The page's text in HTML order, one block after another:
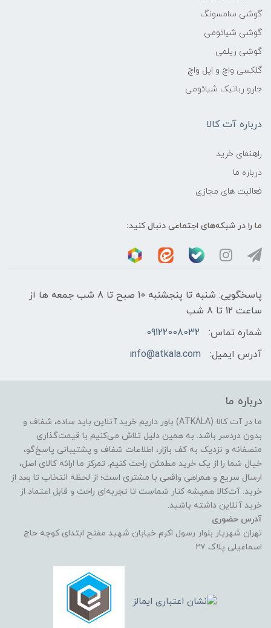
گوشی سامسونگ
گوشی شیائومی
گوشی ریلمی
گلکسی واچ و اپل واچ
جارو رباتیک شیائومی
درباره آت کالا
راهنمای خرید
درباره ما
فعالیت های مجازی
ما را در شبکه‌های اجتماعی دنبال کنید:
پاسخگویی: شنبه تا پنجشنبه 10 صبح تا 8 شب جمعه ها از
ساعت 12 تا 8 شب
شماره تماس:
09122008032
آدرس ایمیل:
info@atkala.com
درباره ما
ما در آت کالا (ATKALA) باور داریم خرید آنلاین باید ساده، شفاف و
بدون دردسر باشد. به همین دلیل تلاش می‌کنیم با قیمت‌گذاری
منصفانه و نزدیک به کف بازار، اطلاعات شفاف و پشتیبانی پاسخ‌گو،
خیال شما را از یک خرید مطمئن راحت کنیم. تمرکز ما ارائه کالای اصل،
ارسال سریع و همراهی واقعی با مشتری است؛ از لحظه انتخاب تا بعد از
خرید. آت‌کالا همیشه کنار شماست تا تجربه‌ای راحت و قابل اعتماد از
خرید آنلاین داشته باشید.
آدرس حضوری
تهران شهریار بلوار رسول اکرم خیابان شهید مفتح ابتدای کوچه حاج
اسماعیلی پلاک ۲۷